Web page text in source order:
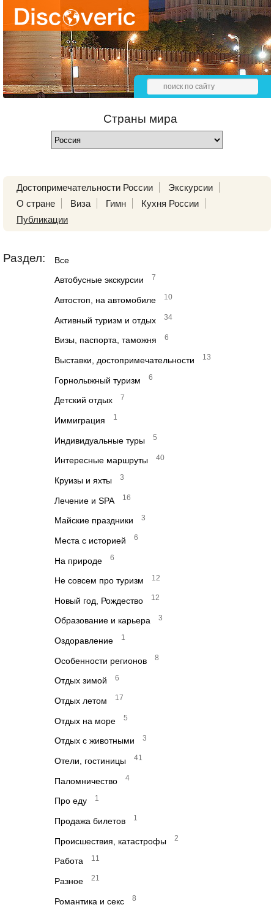
Страны мира
Достопримечательности России
Экскурсии
О стране
Виза Гимн
Кухня России
Публикации
Раздел: Все
Автобусные экскурсии 7
Автостоп, на автомобиле 10
Активный туризм и отдых 34
Визы, паспорта, таможня 6
Выставки, достопримечательности 13
Горнолыжный туризм 6
Детский отдых 7
Иммиграция 1
Индивидуальные туры 5
Интересные маршруты 40
Круизы и яхты 3
Лечение и SPA 16
Майские праздники 3
Места с историей 6
На природе 6
Не совсем про туризм 12
Новый год, Рождество 12
Образование и карьера 3
Оздоравление 1
Особенности регионов 8
Отдых зимой 6
Отдых летом 17
Отдых на море 5
Отдых с животными 3
Отели, гостиницы 41
Паломничество 4
Про еду 1
Продажа билетов 1
Происшествия, катастрофы 2
Работа 11
Разное 21
Романтика и секс 8